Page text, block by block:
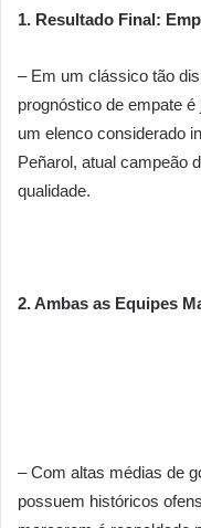
1. Resultado Final:
– Em um clássico tão
prognóstico de empate
um elenco considerado
Peñarol, atual campeão
qualidade.
2. Ambas as Equipes
– Com altas médias de
possuem históricos